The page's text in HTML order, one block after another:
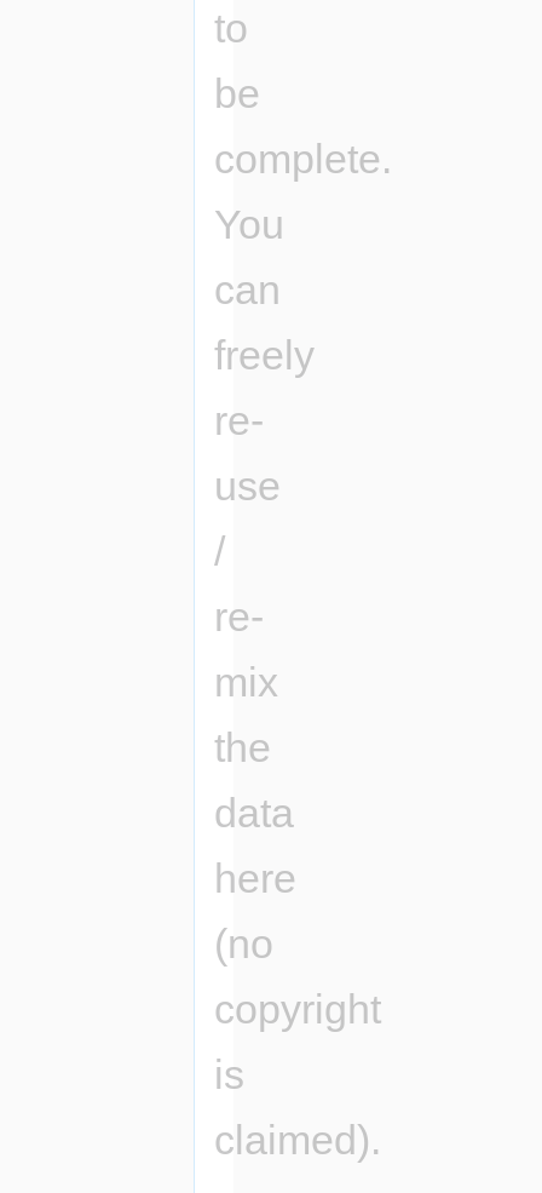
to
be
complete.
You
can
freely
re-
use
/
re-
mix
the
data
here
(no
copyright
is
claimed).